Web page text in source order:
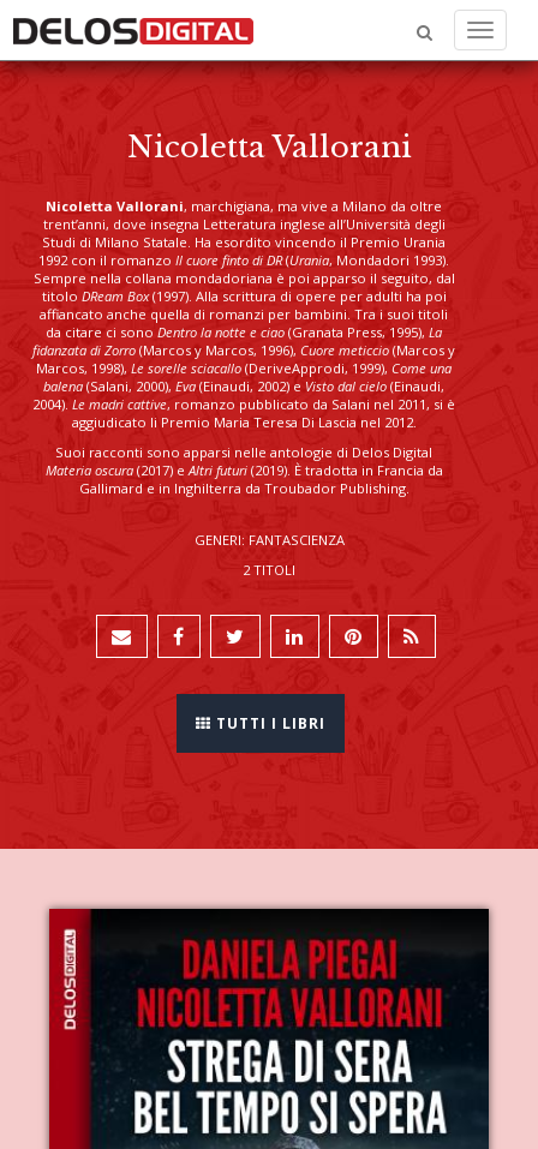
Menu
Nicoletta Vallorani
Nicoletta Vallorani, marchigiana, ma vive a Milano da oltre
trent’anni, dove insegna Letteratura inglese all’Università degli
Studi di Milano Statale. Ha esordito vincendo il Premio Urania
1992 con il romanzo Il cuore finto di DR(Urania, Mondadori 1993).
Sempre nella collana mondadoriana è poi apparso il seguito, dal
titolo DReam Box(1997). Alla scrittura di opere per adulti ha poi
affiancato anche quella di romanzi per bambini. Tra i suoi titoli
da citare ci sono Dentro la notte e ciao (Granata Press, 1995), La
fidanzata di Zorro (Marcos y Marcos, 1996), Cuore meticcio (Marcos y
Marcos, 1998), Le sorelle sciacallo (DeriveApprodi, 1999), Come una
balena (Salani, 2000), Eva (Einaudi, 2002) e Visto dal cielo (Einaudi,
2004). Le madri cattive, romanzo pubblicato da Salani nel 2011, si è
aggiudicato li Premio Maria Teresa Di Lascia nel 2012.
Suoi racconti sono apparsi nelle antologie di Delos Digital
Materia oscura(2017) eAltri futuri(2019). È tradotta in Francia da
Gallimard e in Inghilterra da Troubador Publishing.
GENERI: FANTASCIENZA
2 TITOLI
TUTTI I LIBRI